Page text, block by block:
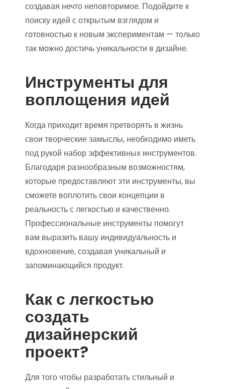
создавая нечто неповторимое. Подойдите к
поиску идей с открытым взглядом и
готовностью к новым экспериментам — только
так можно достичь уникальности в дизайне.
Инструменты для
воплощения идей
Когда приходит время претворять в жизнь
свои творческие замыслы, необходимо иметь
под рукой набор эффективных инструментов.
Благодаря разнообразным возможностям,
которые предоставляют эти инструменты, вы
сможете воплотить свои концепции в
реальность с легкостью и качественно.
Профессиональные инструменты помогут
вам выразить вашу индивидуальность и
вдохновение, создавая уникальный и
запоминающийся продукт.
Как с легкостью
создать
дизайнерский
проект?
Для того чтобы разработать стильный и